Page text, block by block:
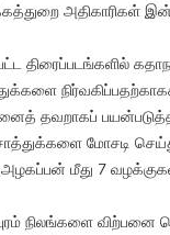
அதிகாரிகள்
திரைப்படங்களில்
தவறாகப்
மோசடி
அழகப்பன் மீது 7
நிலங்களை விற்பனை